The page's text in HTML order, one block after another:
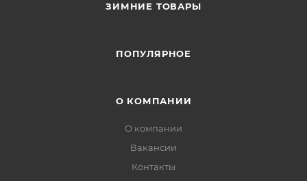
ЗИМНИЕ ТОВАРЫ
ПОПУЛЯРНОЕ
О КОМПАНИИ
О компании
Вакансии
Контакты